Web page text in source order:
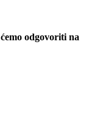
odgovoriti na